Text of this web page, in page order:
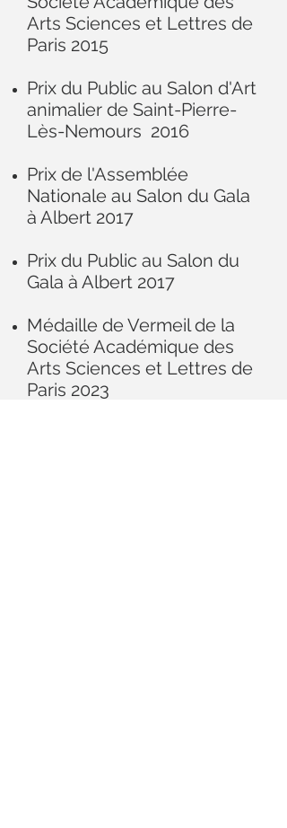
Arts Sciences et Lettres de
Paris 2015
Prix du Public au Salon d'Art
animalier de Saint-Pierre-
Lès-Nemours 2016
Prix de l'Assemblée
Nationale au Salon du Gala
à Albert 2017
Prix du Public au Salon du
Gala à Albert 2017
Médaille de Vermeil de la
Société Académique des
Arts Sciences et Lettres de
Paris 2023